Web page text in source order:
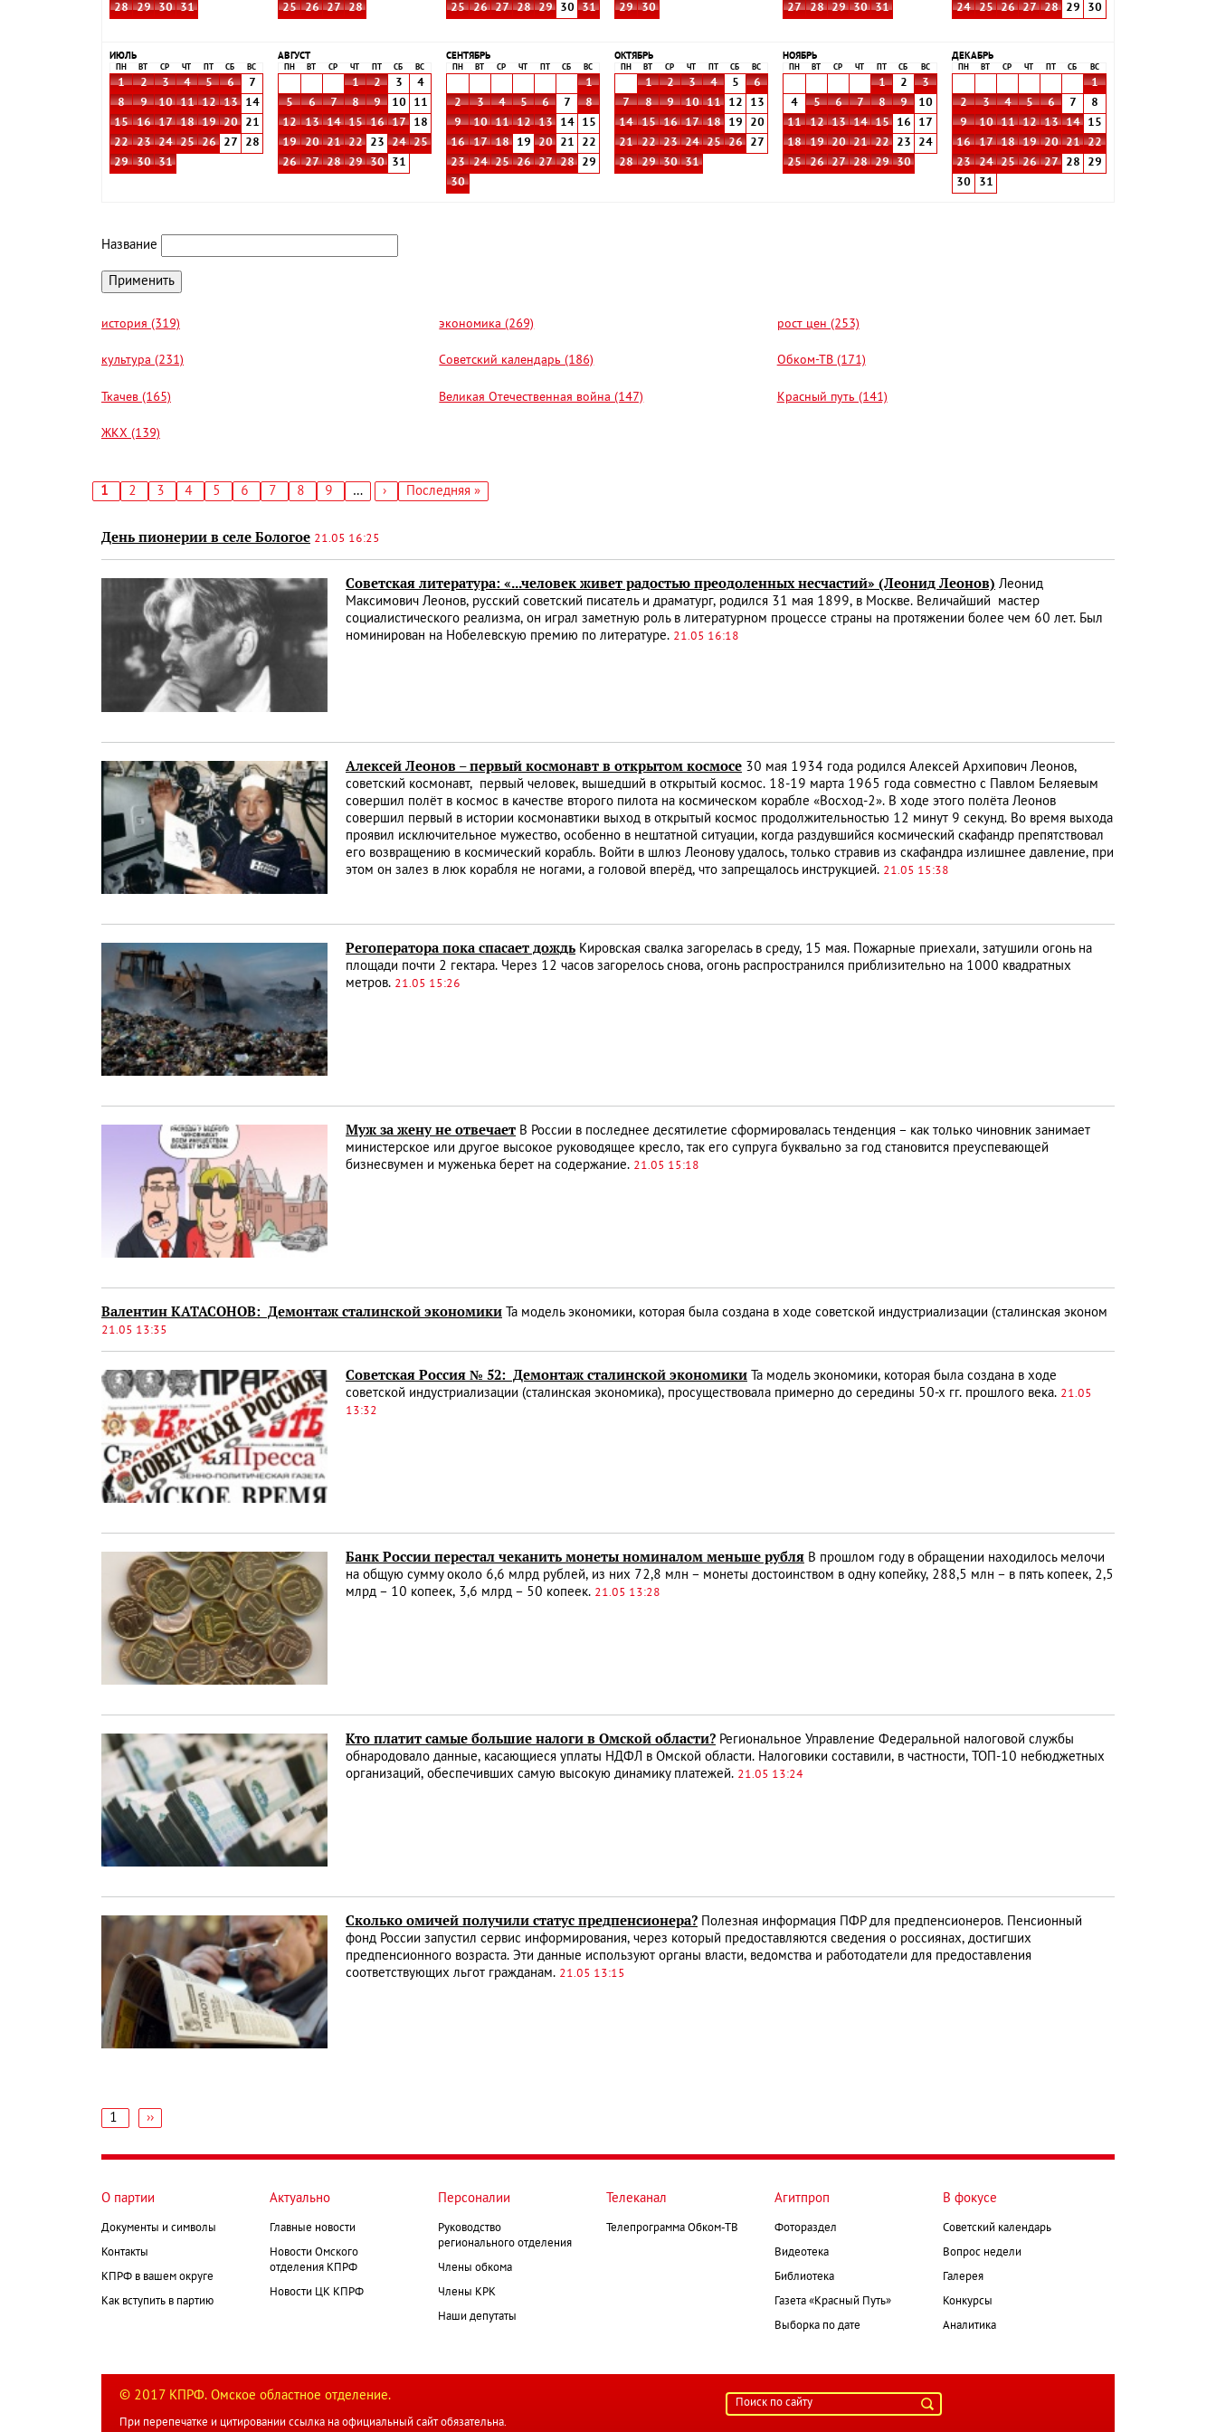
28
29 30 31
25
26 27 28
25
26 27 28 29 30 31
29
30
27
28 29 30 31
24
25 26 27 28 29 30
ИЮЛЬ
ПН ВТ СР ЧТ СБ ВС
1 2 3 4 5 6
7
8
9 10 11 12 13
14
15
16 17 18 19 20
21
22
23 24 25 26 27
28
29
30 31
АВГУСТ
ПН ВТ СР ЧТ СБ ВС
1 2 3
4
5
6 7 8 9 10
11
12
13 14 15 16 17
18
19
20 21 22 23 24
25
26
27 28 29 30 31
СЕНТЯБРЬ
ПН ВТ СР ЧТ СБ ВС
1
2
3 4 5 6 7
8
9
10 11 12 13 14
15
16
17 18 19 20 21
22
23
24 25 26 27 28
29
30
ОКТЯБРЬ
ПН ВТ СР ЧТ СБ ВС
1 2 3 4 5
6
7
8 9 10 11 12
13
14
15 16 17 18 19
20
21
22 23 24 25 26
27
28
29 30 31
НОЯБРЬ
ПН ВТ СР ЧТ СБ ВС
1 2
3
4
5 6 7 8 9
10
11
12 13 14 15 16
17
18
19 20 21 22 23
24
25
26 27 28 29 30
ДЕКАБРЬ
ПН ВТ СР ЧТ СБ ВС
1
2
3 4 5 6 7
8
9
10 11 12 13 14
15
16
17 18 19 20 21
22
23
24 25 26 27 28
29
30
31
Название
история (319) экономика (269) рост цен (253)
культура (231) Советский календарь (186) Обком-ТВ (171)
Ткачев (165) Великая Отечественная война (147) Красный путь (141)
ЖКХ (139)
Текущая
1 Страница
2 Страница
3 Страница
4 Страница
5 Страница
6 Страница
7 Страница
8 Страница
9 …
Следующая
›
Последняя
Последняя »
День пионерии в селе Бологое 21.05 16:25
Советская литература: «...человек живет радостью преодоленных несчастий» (Леонид Леонов) Леонид
Максимович Леонов, русский советский писатель и драматург, родился 31 мая 1899, в Москве. Величайший мастер
социалистического реализма, он играл заметную роль в литературном процессе страны на протяжении более чем 60 лет. Был
номинирован на Нобелевскую премию по литературе. 21.05 16:18
Алексей Леонов – первый космонавт в открытом космосе 30 мая 1934 года родился Алексей Архипович Леонов,
советский космонавт, первый человек, вышедший в открытый космос. 18-19 марта 1965 года совместно с Павлом Беляевым
совершил полёт в космос в качестве второго пилота на космическом корабле «Восход-2». В ходе этого полёта Леонов
совершил первый в истории космонавтики выход в открытый космос продолжительностью 12 минут 9 секунд. Во время выхода
проявил исключительное мужество, особенно в нештатной ситуации, когда раздувшийся космический скафандр препятствовал
его возвращению в космический корабль. Войти в шлюз Леонову удалось, только стравив из скафандра излишнее давление, при
этом он залез в люк корабля не ногами, а головой вперёд, что запрещалось инструкцией. 21.05 15:38
Регоператора пока спасает дождь Кировская свалка загорелась в среду, 15 мая. Пожарные приехали, затушили огонь на
площади почти 2 гектара. Через 12 часов загорелось снова, огонь распространился приблизительно на 1000 квадратных
метров. 21.05 15:26
Муж за жену не отвечает В России в последнее десятилетие сформировалась тенденция – как только чиновник занимает
министерское или другое высокое руководящее кресло, так его супруга буквально за год становится преуспевающей
бизнесвумен и муженька берет на содержание. 21.05 15:18
Валентин КАТАСОНОВ: Демонтаж сталинской экономики Та модель экономики, которая была создана в ходе советской индустриализации (сталинская эконом
21.05 13:35
Советская Россия № 52: Демонтаж сталинской экономики Та модель экономики, которая была создана в ходе
советской индустриализации (сталинская экономика), просуществовала примерно до середины 50-х гг. прошлого века. 21.05
13:32
Банк России перестал чеканить монеты номиналом меньше рубля В прошлом году в обращении находилось мелочи
на общую сумму около 6,6 млрд рублей, из них 72,8 млн – монеты достоинством в одну копейку, 288,5 млн – в пять копеек, 2,5
млрд – 10 копеек, 3,6 млрд – 50 копеек. 21.05 13:28
Кто платит самые большие налоги в Омской области? Региональное Управление Федеральной налоговой службы
обнародовало данные, касающиеся уплаты НДФЛ в Омской области. Налоговики составили, в частности, ТОП-10 небюджетных
организаций, обеспечивших самую высокую динамику платежей. 21.05 13:24
Сколько омичей получили статус предпенсионера? Полезная информация ПФР для предпенсионеров. Пенсионный
фонд России запустил сервис информирования, через который предоставляются сведения о россиянах, достигших
предпенсионного возраста. Эти данные используют органы власти, ведомства и работодатели для предоставления
соответствующих льгот гражданам. 21.05 13:15
страниц
1
Следующая
››
О партии
Документы и символы
Контакты
КПРФ в вашем округе
Как вступить в партию
Актуально
Главные новости
Новости Омского
отделения КПРФ
Новости ЦК КПРФ
Персоналии
Руководство
регионального отделения
Члены обкома
Члены КРК
Наши депутаты
Телеканал
Телепрограмма Обком-ТВ
Агитпроп
Фотораздел
Видеотека
Библиотека
Газета «Красный Путь»
Выборка по дате
В фокусе
Советский календарь
Вопрос недели
Галерея
Конкурсы
Аналитика
© 2017 КПРФ. Омское областное отделение.
При перепечатке и цитировании ссылка на официальный сайт обязательна.